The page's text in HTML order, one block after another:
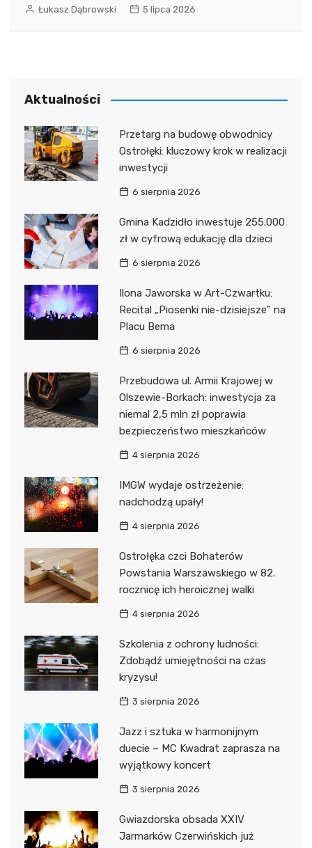
Łukasz Dąbrowski 5 lipca 2026
Aktualności
Przetarg na budowę obwodnicy
Ostrołęki: kluczowy krok w realizacji
inwestycji
6 sierpnia 2026
Gmina Kadzidło inwestuje 255.000
zł w cyfrową edukację dla dzieci
6 sierpnia 2026
Ilona Jaworska w Art-Czwartku:
Recital „Piosenki nie-dzisiejsze” na
Placu Bema
6 sierpnia 2026
Przebudowa ul. Armii Krajowej w
Olszewie-Borkach: inwestycja za
niemal 2,5 mln zł poprawia
bezpieczeństwo mieszkańców
4 sierpnia 2026
IMGW wydaje ostrzeżenie:
nadchodzą upały!
4 sierpnia 2026
Ostrołęka czci Bohaterów
Powstania Warszawskiego w 82.
rocznicę ich heroicznej walki
4 sierpnia 2026
Szkolenia z ochrony ludności:
Zdobądź umiejętności na czas
kryzysu!
3 sierpnia 2026
Jazz i sztuka w harmonijnym
duecie – MC Kwadrat zaprasza na
wyjątkowy koncert
3 sierpnia 2026
Gwiazdorska obsada XXIV
Jarmarków Czerwińskich już